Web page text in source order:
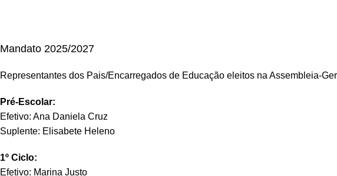
Mandato 2025/2027
Representantes dos Pais/Encarregados de Educação eleitos na Assembleia-
Pré-Escolar:
Efetivo: Ana Daniela Cruz
Suplente: Elisabete Heleno
1º Ciclo:
Efetivo: Marina Justo